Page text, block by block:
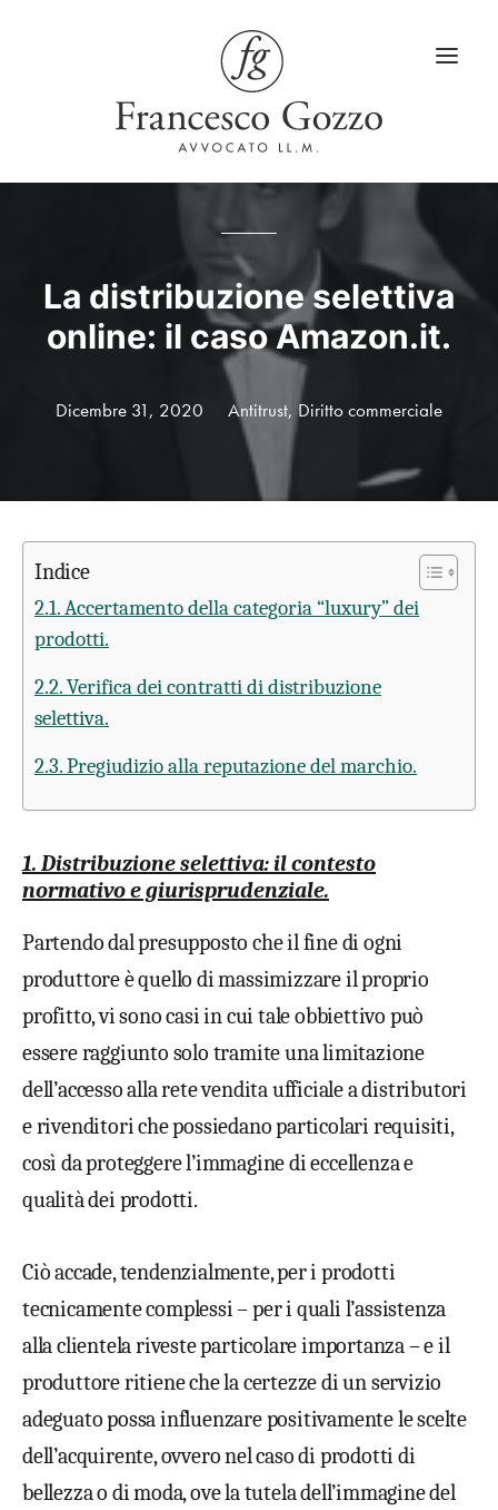
Home
Servizi
Blog
LinkedIn
Contatti
Lingua
La distribuzione selettiva
online: il caso Amazon.it.
Dicembre 31, 2020 Antitrust,Diritto commerciale
Indice
2.1. Accertamento della categoria “luxury” dei
prodotti.
2.2. Verifica dei contratti di distribuzione
selettiva.
2.3. Pregiudizio alla reputazione del marchio.
1. Distribuzione selettiva: il contesto
normativo e giurisprudenziale.
Partendo dal presupposto che il fine di ogni
produttore è quello di massimizzare il proprio
profitto, vi sono casi in cui tale obbiettivo può
essere raggiunto solo tramite una limitazione
dell’accesso alla rete vendita ufficiale a distributori
e rivenditori che possiedano particolari requisiti,
così da proteggere l’immagine di eccellenza e
qualità dei prodotti.
Ciò accade, tendenzialmente, per i prodotti
tecnicamente complessi – per i quali l’assistenza
alla clientela riveste particolare importanza – e il
produttore ritiene che la certezze di un servizio
adeguato possa influenzare positivamente le scelte
dell’acquirente, ovvero nel caso di prodotti di
bellezza o di moda, ove la tutela dell’immagine del